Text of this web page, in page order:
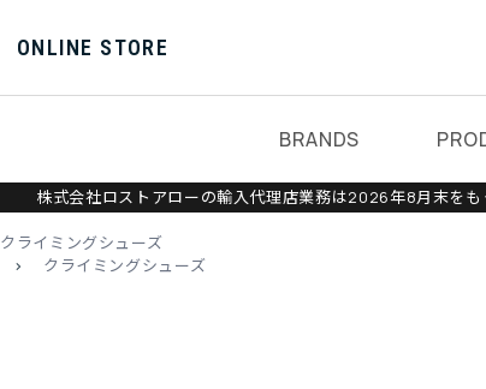
ONLINE STORE
BRANDS
株式会社ロストアローの輸入代理店業務は2026年8月末をも
クライミングシューズ
> クライミングシューズ